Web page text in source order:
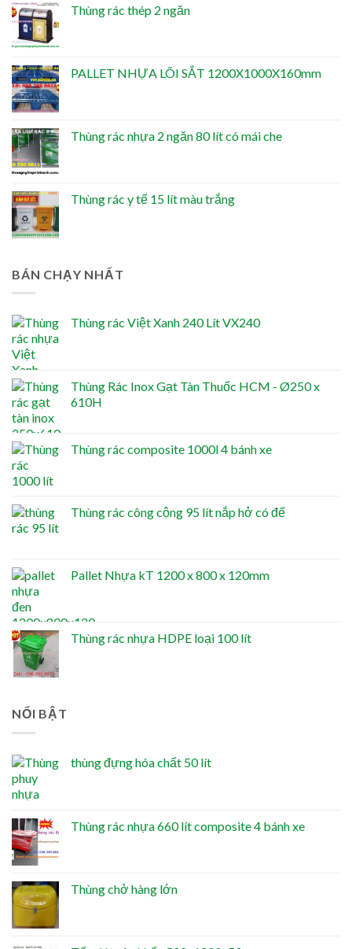
Thùng rác thép 2 ngăn
PALLET NHỰA LÕI SẮT 1200X1000X160mm
Thùng rác nhựa 2 ngăn 80 lít có mái che
Thùng rác y tế 15 lít màu trắng
BÁN CHẠY NHẤT
Thùng rác Việt Xanh 240 Lít VX240
Thùng Rác Inox Gạt Tàn Thuốc HCM - Ø250 x
610H
Thùng rác composite 1000l 4 bánh xe
Thùng rác công cộng 95 lít nắp hở có đế
Pallet Nhựa kT 1200 x 800 x 120mm
Thùng rác nhựa HDPE loại 100 lít
NỔI BẬT
thùng đựng hóa chất 50 lít
Thùng rác nhựa 660 lít composite 4 bánh xe
Thùng chở hàng lớn